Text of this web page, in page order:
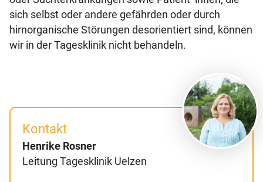
sich selbst oder andere gefährden oder durch
hirnorganische Störungen desorientiert sind, können
wir in der Tagesklinik nicht behandeln.
Kontakt
Henrike Rosner
Leitung Tagesklinik Uelzen